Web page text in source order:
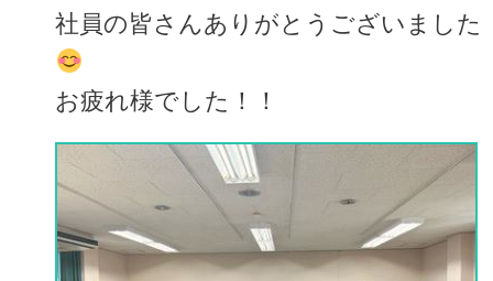
社員の皆さんありがとうございました
お疲れ様でした！！